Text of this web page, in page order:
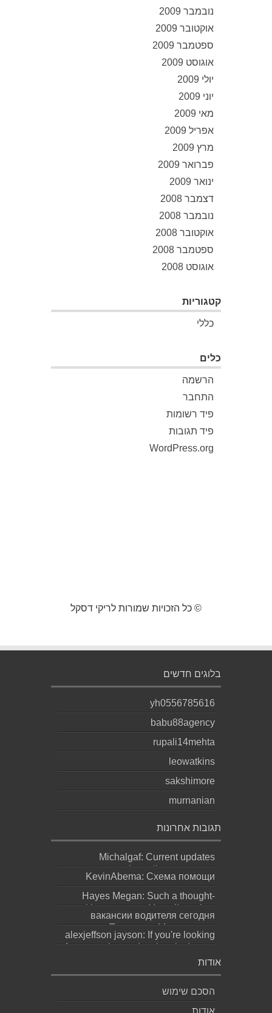
נובמבר 2009
אוקטובר 2009
ספטמבר 2009
אוגוסט 2009
יולי 2009
יוני 2009
מאי 2009
אפריל 2009
מרץ 2009
פברואר 2009
ינואר 2009
דצמבר 2008
נובמבר 2008
אוקטובר 2008
ספטמבר 2008
אוגוסט 2008
קטגוריות
כללי
כלים
הרשמה
התחבר
פיד רשומות
פיד תגובות
WordPress.org
© כל הזכויות שמורות לריקי דסקל
בלוגים חדשים
yh0556785616
babu88agency
rupali14mehta
leowatkins
sakshimore
murnanian
תגובות אחרונות
Michalgaf: Current updates
https://sapreqot.com...
KevinAbema: Схема помощи
зависит от состояния, стажа
употребления, проти...
Hayes Megan: Such a thought-
provoking statement! It really makes
you ques...
вакансии водителя сегодня
москва: Переезд в Москву ради
работы не должен превращаться
alexjeffson jayson: If you're looking
for a genuine and authentic degree
(bachel...
אודות
הסכם שימוש
אודות